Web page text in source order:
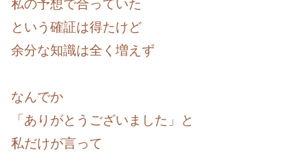
私の予想で合っていた
という確証は得たけど
余分な知識は全く増えず
なんでか
「ありがとうございました」と
私だけが言って